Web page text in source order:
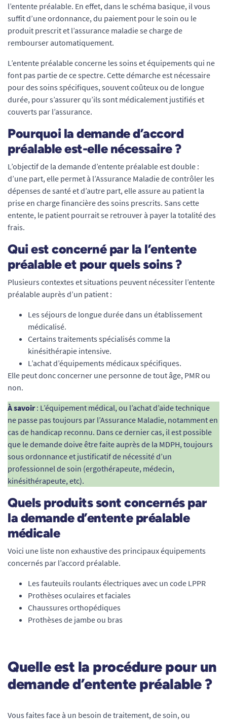
l’entente préalable. En effet, dans le schéma basique, il vous
suffit d’une ordonnance, du paiement pour le soin ou le
produit prescrit et l’assurance maladie se charge de
rembourser automatiquement.
L’entente préalable concerne les soins et équipements qui ne
font pas partie de ce spectre. Cette démarche est nécessaire
pour des soins spécifiques, souvent coûteux ou de longue
durée, pour s’assurer qu’ils sont médicalement justifiés et
couverts par l’assurance.
Pourquoi la demande d’accord
préalable est-elle nécessaire ?
L’objectif de la demande d’entente préalable est double :
d’une part, elle permet à l’Assurance Maladie de contrôler les
dépenses de santé et d’autre part, elle assure au patient la
prise en charge financière des soins prescrits. Sans cette
entente, le patient pourrait se retrouver à payer la totalité des
frais.
Qui est concerné par la l’entente
préalable et pour quels soins ?
Plusieurs contextes et situations peuvent nécessiter l’entente
préalable auprès d’un patient :
Les séjours de longue durée dans un établissement
médicalisé.
Certains traitements spécialisés comme la
kinésithérapie intensive.
L’achat d’équipements médicaux spécifiques.
Elle peut donc concerner une personne de tout âge, PMR ou
non.
À savoir: L’équipement médical, ou l’achat d’aide technique
ne passe pas toujours par l’Assurance Maladie, notamment en
cas de handicap reconnu. Dans ce dernier cas, il est possible
que le demande doive être faite auprès de la MDPH, toujours
sous ordonnance et justificatif de nécessité d’un
professionnel de soin (ergothérapeute, médecin,
kinésithérapeute, etc).
Quels produits sont concernés par
la demande d’entente préalable
médicale
Voici une liste non exhaustive des principaux équipements
concernés par l’accord préalable.
Les fauteuils roulants électriques avec un code LPPR
Prothèses oculaires et faciales
Chaussures orthopédiques
Prothèses de jambe ou bras
Quelle est la procédure pour un
demande d’entente préalable ?
Vous faites face à un besoin de traitement, de soin, ou